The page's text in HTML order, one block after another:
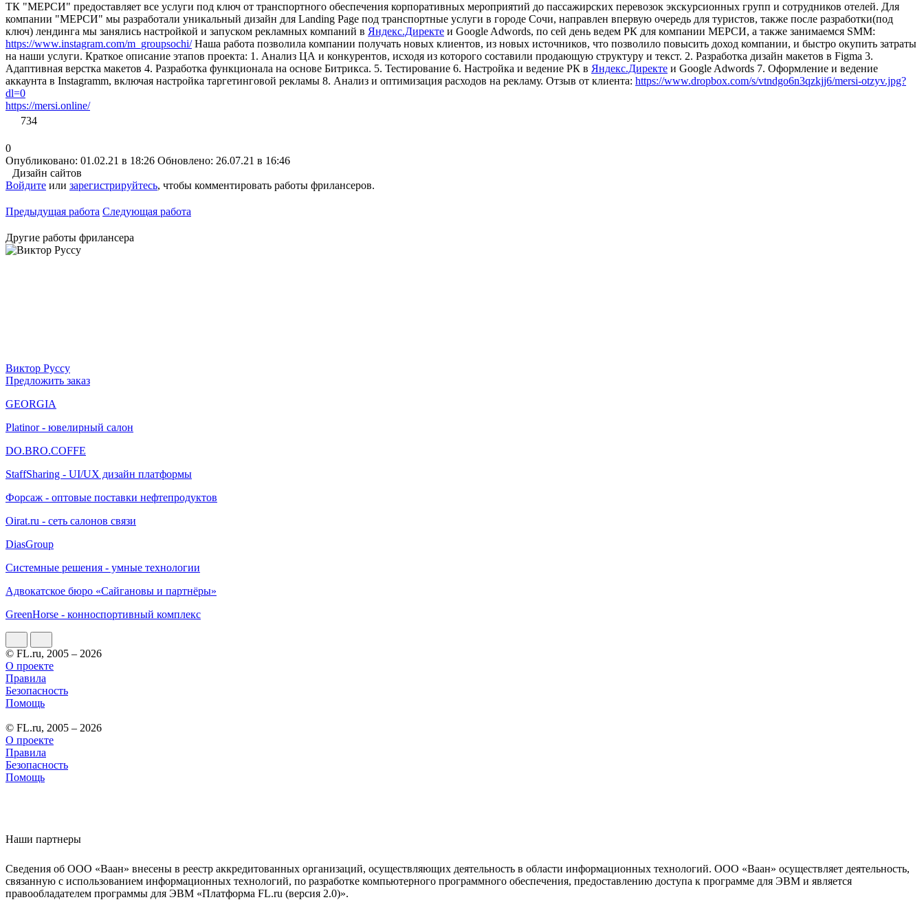
ТК "МЕРСИ" предоставляет все услуги под ключ от транспортного обеспечения корпоративных мероприятий до пассажирских перевозок экскурсионных групп и сотрудников отелей. Для
компании "МЕРСИ" мы разработали уникальный дизайн для Landing Page под транспортные услуги в городе Сочи, направлен впервую очередь для туристов, также после разработки(под
ключ) лендинга мы занялись настройкой и запуском рекламных компаний в Яндекс.Директе и Google Adwords, по сей день ведем РК для компании МЕРСИ, а также занимаемся SMM:
https://www.instagram.com/m_groupsochi/Наша работа позволила компании получать новых клиентов, из новых источников, что позволило повысить доход компании, и быстро окупить затраты
на наши услуги. Краткое описание этапов проекта: 1. Анализ ЦА и конкурентов, исходя из которого составили продающую структуру и текст. 2. Разработка дизайн макетов в Figma 3.
Адаптивная верстка макетов 4. Разработка функционала на основе Битрикса. 5. Тестирование 6. Настройка и ведение РК в Яндекс.Директе и Google Adwords 7. Оформление и ведение
аккаунта в Instagramm, включая настройка таргетинговой рекламы 8. Анализ и оптимизация расходов на рекламу. Отзыв от клиента: https://www.dropbox.com/s/vtndgo6n3qzkjj6/mersi-otzyv.jpg?
dl=0
https://mersi.online/
734
0
Опубликовано: 01.02.21 в 18:26 Обновлено: 26.07.21 в 16:46
Дизайн сайтов
Войдите или зарегистрируйтесь, чтобы комментировать работы фрилансеров.
Предыдущая работа Следующая работа
Другие работы фрилансера
Виктор Руссу
Предложить заказ
GEORGIA
Platinor - ювелирный салон
DO.BRO.COFFE
StaffSharing - UI/UX дизайн платформы
Форсаж - оптовые поставки нефтепродуктов
Oirat.ru - сеть салонов связи
DiasGroup
Системные решения - умные технологии
Адвокатское бюро «Сайгановы и партнёры»
GreenHorse - конноспортивный комплекс
© FL.ru, 2005 – 2026
О проекте
Правила
Безопасность
Помощь
© FL.ru, 2005 – 2026
О проекте
Правила
Безопасность
Помощь
Наши партнеры
Сведения об ООО «Ваан» внесены в реестр аккредитованных организаций, осуществляющих деятельность в области информационных технологий. ООО «Ваан» осуществляет деятельность,
связанную с использованием информационных технологий, по разработке компьютерного программного обеспечения, предоставлению доступа к программе для ЭВМ и является
правообладателем программы для ЭВМ «Платформа FL.ru (версия 2.0)».